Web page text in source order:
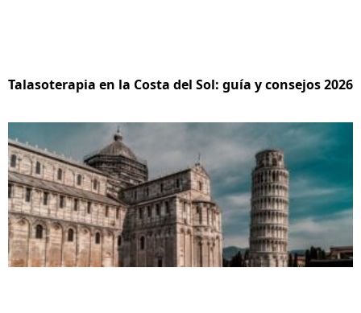
Talasoterapia en la Costa del Sol: guía y consejos 2026